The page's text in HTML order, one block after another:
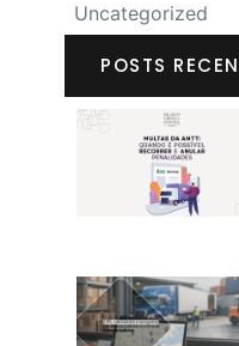
Uncategorized
POSTS